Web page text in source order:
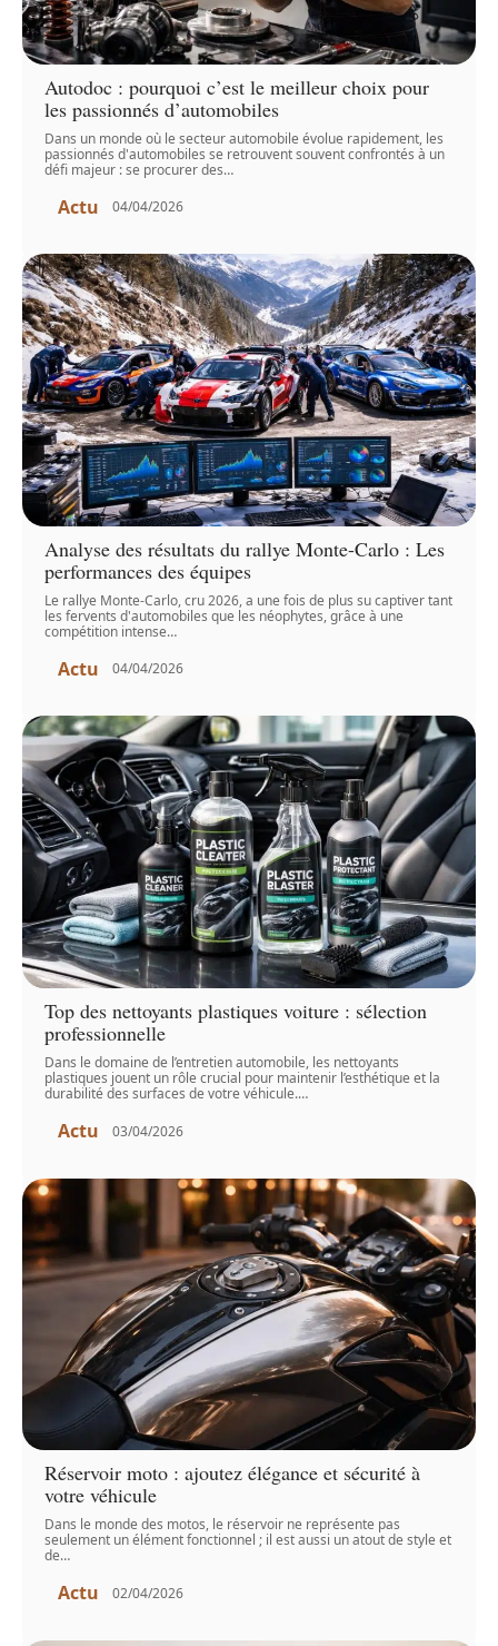
Autodoc : pourquoi c’est le meilleur choix pour
les passionnés d’automobiles
Dans un monde où le secteur automobile évolue rapidement, les
passionnés d'automobiles se retrouvent souvent confrontés à un
défi majeur : se procurer des…
Actu 04/04/2026
Analyse des résultats du rallye Monte-Carlo : Les
performances des équipes
Le rallye Monte-Carlo, cru 2026, a une fois de plus su captiver tant
les fervents d'automobiles que les néophytes, grâce à une
compétition intense…
Actu 04/04/2026
Top des nettoyants plastiques voiture : sélection
professionnelle
Dans le domaine de l’entretien automobile, les nettoyants
plastiques jouent un rôle crucial pour maintenir l’esthétique et la
durabilité des surfaces de votre véhicule.…
Actu 03/04/2026
Réservoir moto : ajoutez élégance et sécurité à
votre véhicule
Dans le monde des motos, le réservoir ne représente pas
seulement un élément fonctionnel ; il est aussi un atout de style et
de…
Actu 02/04/2026